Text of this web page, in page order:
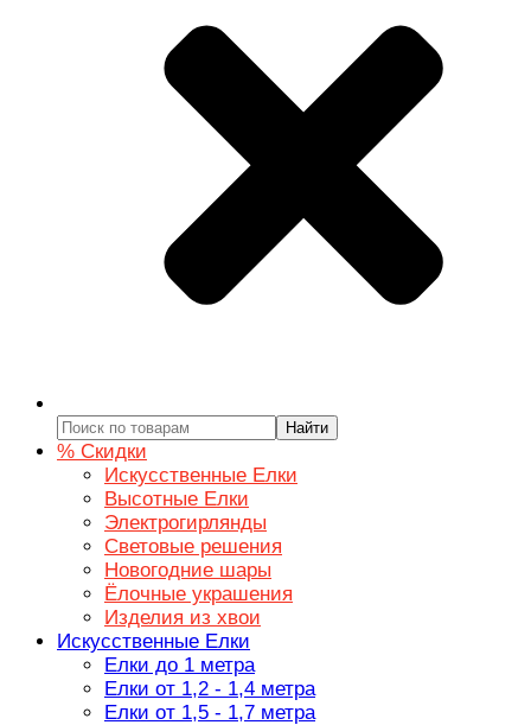
Найти
% Скидки
Искусственные Елки
Высотные Елки
Электрогирлянды
Световые решения
Новогодние шары
Ёлочные украшения
Изделия из хвои
Искусственные Елки
Елки до 1 метра
Елки от 1,2 - 1,4 метра
Елки от 1,5 - 1,7 метра